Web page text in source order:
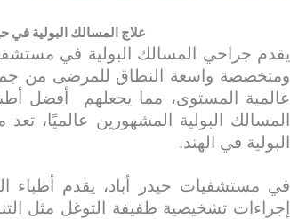
علاج المسالك البولية في
يقدم جراحي المسالك البولية في
ومتخصصة واسعة النطاق للمرضى من
عالمية المستوى، مما يجعلهم أفضل
المسالك البولية المشهورين عالميًا،
البولية في الهند.
في مستشفيات حيدر أباد، يقدم أطباء
إجراءات تشخيصية طفيفة التوغل مثل